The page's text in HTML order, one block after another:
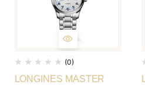
(0)
LONGINES MASTER